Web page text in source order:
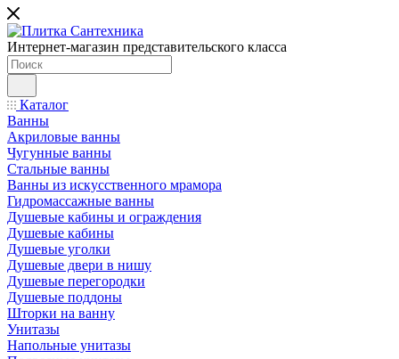
Интернет-магазин представительского класса
Каталог
Ванны
Акриловые ванны
Чугунные ванны
Стальные ванны
Ванны из искусственного мрамора
Гидромассажные ванны
Душевые кабины и ограждения
Душевые кабины
Душевые уголки
Душевые двери в нишу
Душевые перегородки
Душевые поддоны
Шторки на ванну
Унитазы
Напольные унитазы